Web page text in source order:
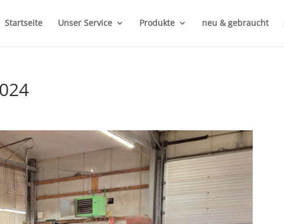
Startseite Unser Service Produkte neu & gebraucht